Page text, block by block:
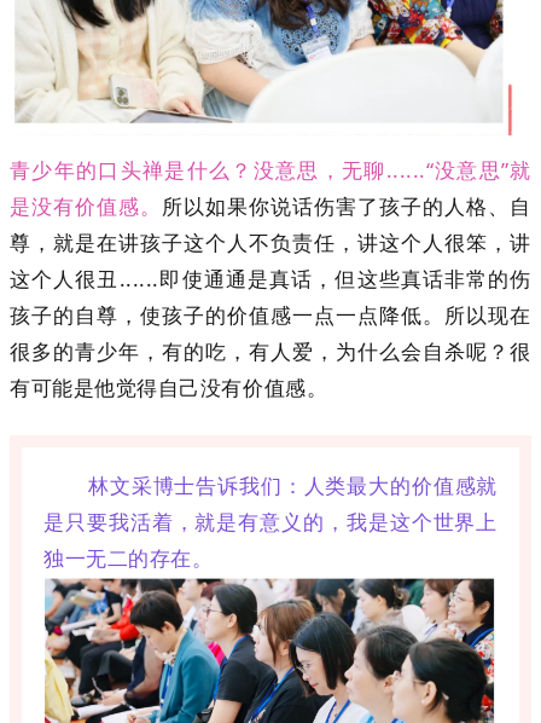
青少年的口头禅是什么？没意思，无聊......“没意思”就
是没有价值感。 所以如果你说话伤害了孩子的人格、自
尊，就是在讲孩子这个人不负责任，讲这个人很笨，讲
这个人很丑......即使通通是真话，但这些真话非常的伤
孩子的自尊，使孩子的价值感一点一点降低。所以现在
很多的青少年，有的吃，有人爱，为什么会自杀呢？很
有可能是他觉得自己没有价值感。
林文采博士告诉我们： 人类最大的价值感就
是只要我活着，就是有意义的，我是这个世界上
独一无二的存在。